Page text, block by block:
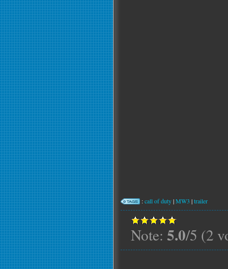
:call of duty|MW3 |trailer
Note: 5.0/5 (2